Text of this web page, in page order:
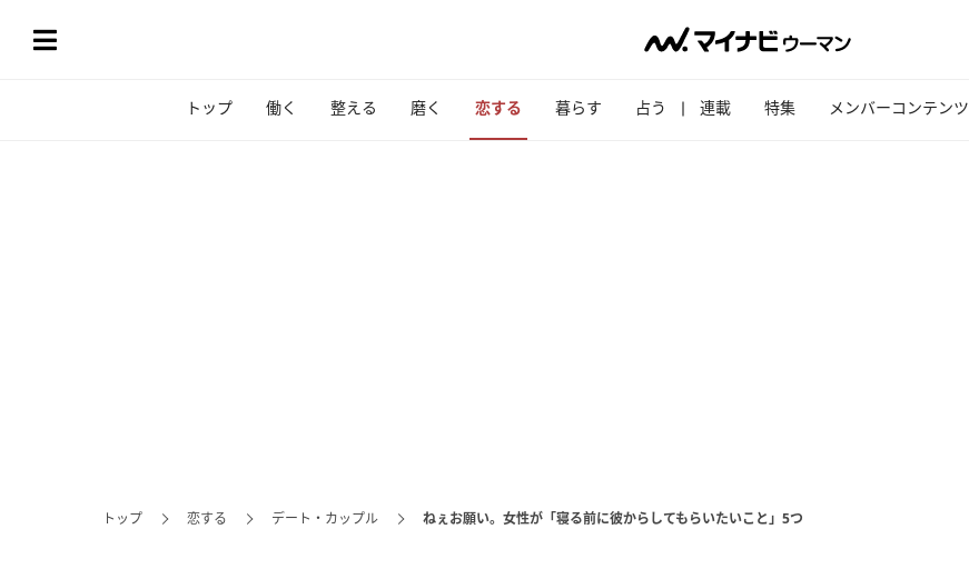
トップ 働く 整える 磨く 恋する 暮らす 占う 連載 特集 メンバーコンテンツ
トップ 恋する デート・カップル ねぇお願い。女性が「寝る前に彼からしてもらいたいこと」5つ